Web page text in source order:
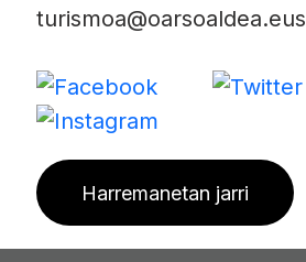
turismoa@oarsoaldea.eus
Harremanetan jarri